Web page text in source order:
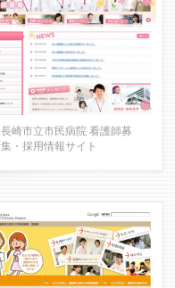
長崎市立市民病院 看護師募
集・採用情報サイト